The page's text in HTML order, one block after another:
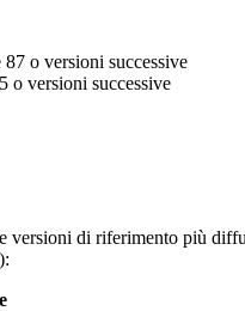
87 o versioni successive
o versioni successive
versioni di riferimento più